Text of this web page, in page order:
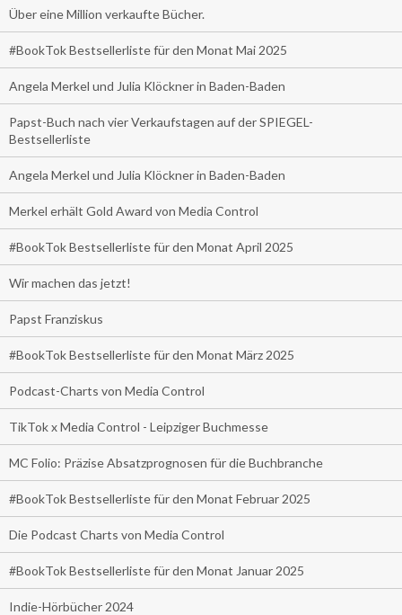
Über eine Million verkaufte Bücher.
#BookTok Bestsellerliste für den Monat Mai 2025
Angela Merkel und Julia Klöckner in Baden-Baden
Papst-Buch nach vier Verkaufstagen auf der SPIEGEL-
Bestsellerliste
Angela Merkel und Julia Klöckner in Baden-Baden
Merkel erhält Gold Award von Media Control
#BookTok Bestsellerliste für den Monat April 2025
Wir machen das jetzt!
Papst Franziskus
#BookTok Bestsellerliste für den Monat März 2025
Podcast-Charts von Media Control
TikTok x Media Control - Leipziger Buchmesse
MC Folio: Präzise Absatzprognosen für die Buchbranche
#BookTok Bestsellerliste für den Monat Februar 2025
Die Podcast Charts von Media Control
#BookTok Bestsellerliste für den Monat Januar 2025
Indie-Hörbücher 2024